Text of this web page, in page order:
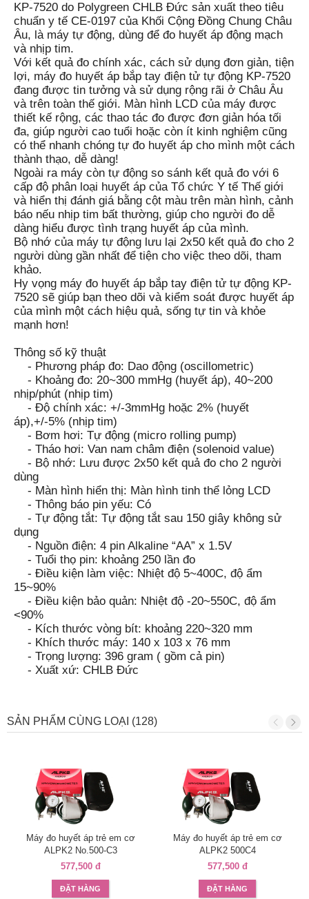
KP-7520 do Polygreen CHLB Đức sản xuất theo tiêu
chuẩn y tế CE-0197 của Khối Cộng Đồng Chung Châu
Âu, là máy tự động, dùng để đo huyết áp động mạch
và nhịp tim.
Với kết quả đo chính xác, cách sử dụng đơn giản, tiện
lợi, máy đo huyết áp bắp tay điện tử tự động KP-7520
đang được tin tưởng và sử dụng rộng rãi ở Châu Âu
và trên toàn thế giới. Màn hình LCD của máy được
thiết kế rộng, các thao tác đo được đơn giản hóa tối
đa, giúp người cao tuổi hoặc còn ít kinh nghiệm cũng
có thể nhanh chóng tự đo huyết áp cho mình một cách
thành thạo, dễ dàng!
Ngoài ra máy còn tự động so sánh kết quả đo với 6
cấp độ phân loại huyết áp của Tổ chức Y tế Thế giới
và hiển thị đánh giá bằng cột màu trên màn hình, cảnh
báo nếu nhịp tim bất thường, giúp cho người đo dễ
dàng hiểu được tình trạng huyết áp của mình.
Bộ nhớ của máy tự động lưu lại 2x50 kết quả đo cho 2
người dùng gần nhất để tiện cho việc theo dõi, tham
khảo.
Hy vọng máy đo huyết áp bắp tay điện tử tự động KP-
7520 sẽ giúp bạn theo dõi và kiểm soát được huyết áp
của mình một cách hiệu quả, sống tự tin và khỏe
mạnh hơn!
Thông số kỹ thuật
- Phương pháp đo: Dao động (oscillometric)
- Khoảng đo: 20~300 mmHg (huyết áp), 40~200
nhịp/phút (nhịp tim)
- Độ chính xác: +/-3mmHg hoặc 2% (huyết
áp),+/-5% (nhịp tim)
- Bơm hơi: Tự động (micro rolling pump)
- Tháo hơi: Van nam châm điện (solenoid value)
- Bộ nhớ: Lưu được 2x50 kết quả đo cho 2 người
dùng
- Màn hình hiển thị: Màn hình tinh thể lỏng LCD
- Thông báo pin yếu: Có
- Tự động tắt: Tự động tắt sau 150 giây không sử
dụng
- Nguồn điện: 4 pin Alkaline “AA” x 1.5V
- Tuổi thọ pin: khoảng 250 lần đo
- Điều kiện làm việc: Nhiệt độ 5~400C, độ ẩm
15~90%
- Điều kiện bảo quản: Nhiệt độ -20~550C, độ ẩm
<90%
- Kích thước vòng bít: khoảng 220~320 mm
- Khích thước máy: 140 x 103 x 76 mm
- Trọng lượng: 396 gram ( gồm cả pin)
- Xuất xứ: CHLB Đức
SẢN PHẨM CÙNG LOẠI (128)
Máy đo huyết áp trẻ em cơ
ALPK2 No.500-C3
577,500 đ
ĐẶT HÀNG
Máy đo huyết áp trẻ em cơ
ALPK2 500C4
577,500 đ
ĐẶT HÀNG